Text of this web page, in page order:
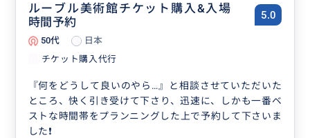
ルーブル美術館チケット購入&入場
時間予約
5.0
50代
日本
チケット購入代行
『何をどうして良いのやら…』と相談させていただいた
ところ、快く引き受けて下さり、迅速に、しかも一番ベ
ストな時間帯をプランニングした上で予約して下さいま
した❗️